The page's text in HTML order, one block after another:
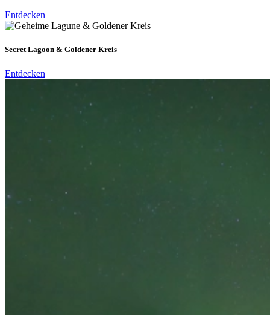
Entdecken
Secret Lagoon & Goldener Kreis
Entdecken